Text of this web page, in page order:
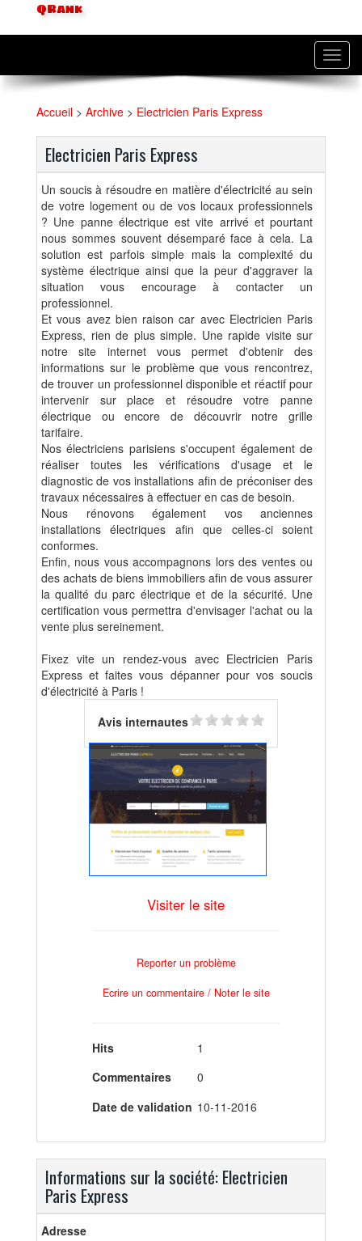
QRank
Accueil > Archive > Electricien Paris Express
Electricien Paris Express
Un soucis à résoudre en matière d'électricité au sein
de votre logement ou de vos locaux professionnels
? Une panne électrique est vite arrivé et pourtant
nous sommes souvent désemparé face à cela. La
solution est parfois simple mais la complexité du
système électrique ainsi que la peur d'aggraver la
situation vous encourage à contacter un
professionnel.
Et vous avez bien raison car avec Electricien Paris
Express, rien de plus simple. Une rapide visite sur
notre site internet vous permet d'obtenir des
informations sur le problème que vous rencontrez,
de trouver un professionnel disponible et réactif pour
intervenir sur place et résoudre votre panne
électrique ou encore de découvrir notre grille
tarifaire.
Nos électriciens parisiens s'occupent également de
réaliser toutes les vérifications d'usage et le
diagnostic de vos installations afin de préconiser des
travaux nécessaires à effectuer en cas de besoin.
Nous rénovons également vos anciennes
installations électriques afin que celles-ci soient
conformes.
Enfin, nous vous accompagnons lors des ventes ou
des achats de biens immobiliers afin de vous assurer
la qualité du parc électrique et de la sécurité. Une
certification vous permettra d'envisager l'achat ou la
vente plus sereinement.
Fixez vite un rendez-vous avec Electricien Paris
Express et faites vous dépanner pour vos soucis
d'électricité à Paris !
Avis internautes
Visiter le site
Reporter un problème
Ecrire un commentaire / Noter le site
Hits
1
Commentaires
0
Date de validation 10-11-2016
Informations sur la société: Electricien
Paris Express
Adresse